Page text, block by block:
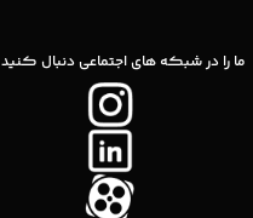
ما را در شبکه های اجتماعی دنبال کنید